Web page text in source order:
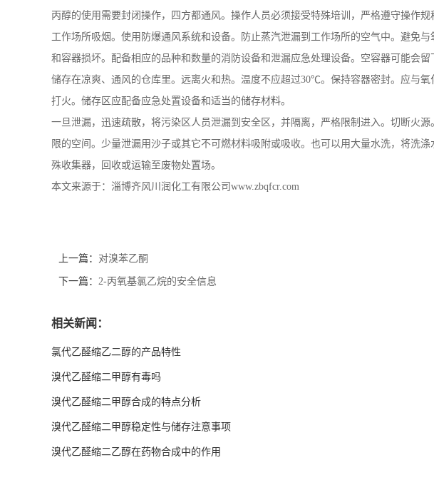
丙醇的使用需要封闭操作，四方都通风。操作人员必须接受特殊培训，严格遵守操作
工作场所吸烟。使用防爆通风系统和设备。防止蒸汽泄漏到工作场所的空气中。避免
和容器损坏。配备相应的品种和数量的消防设备和泄漏应急处理设备。空容器可能会留
储存在凉爽、通风的仓库里。远离火和热。温度不应超过30℃。保持容器密封。应与
打火。储存区应配备应急处置设备和适当的储存材料。
一旦泄漏，迅速疏散，将污染区人员泄漏到安全区，并隔离，严格限制进入。切断火
限的空间。少量泄漏用沙子或其它不可燃材料吸附或吸收。也可以用大量水洗，将洗
殊收集器，回收或运输至废物处置场。
本文来源于：淄博齐风川润化工有限公司www.zbqfcr.com
上一篇： 对溴苯乙酮
下一篇： 2-丙氧基氯乙烷的安全信息
相关新闻：
氯代乙醛缩乙二醇的产品特性
溴代乙醛缩二甲醇有毒吗
溴代乙醛缩二甲醇合成的特点分析
溴代乙醛缩二甲醇稳定性与储存注意事项
溴代乙醛缩二乙醇在药物合成中的作用